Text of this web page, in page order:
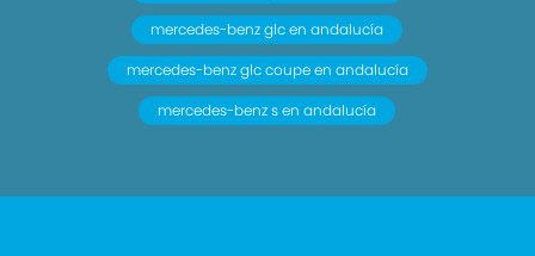
mercedes-benz glc en andalucía
mercedes-benz glc coupe en andalucía
mercedes-benz s en andalucía